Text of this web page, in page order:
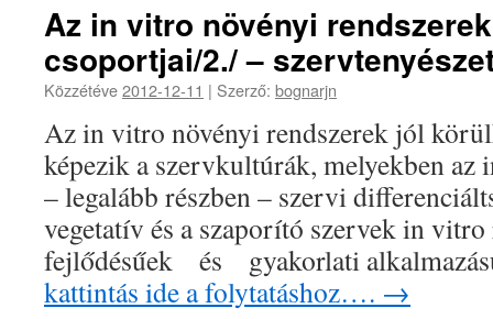
Az in vitro növényi
csoportjai/2./ –
Közzétéve2012-12-11 | Szerző: bognarjn
Az in vitro növényi rendszerek jól
képezik a szervkultúrák, melyekben az
– legalább részben – szervi
vegetatív és a szaporító szervek in
fejlődésűek és gyakorlati
kattintás ide a folytatáshoz…. →